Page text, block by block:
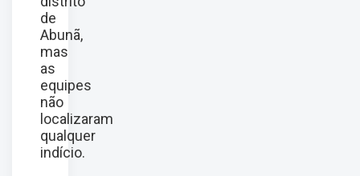
de
Abunã,
mas
as
equipes
não
localizaram
qualquer
indício.